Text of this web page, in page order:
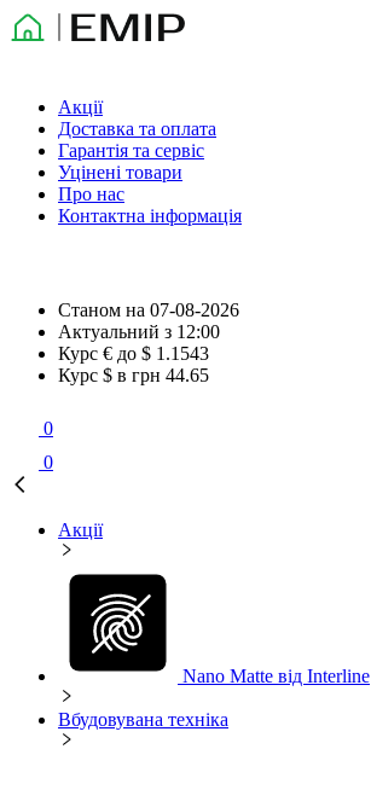
Акції
Доставка та оплата
Гарантія та сервіс
Уцінені товари
Про нас
Контактна інформація
Станом на 07-08-2026
Актуальний з 12:00
Курс € до $ 1.1543
Курс $ в грн 44.65
0
0
Акції
Nano Matte від Interline
Вбудовувана техніка